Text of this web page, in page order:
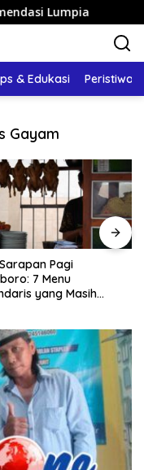
Lumpia
& Edukasi Peristiwa
Gayam
Pagi
7 Menu
yang Masih